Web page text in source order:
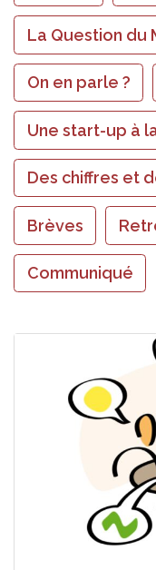
La Question du
On en parle ?
Une start-up à
Des chiffres et
Brèves
Communiqué